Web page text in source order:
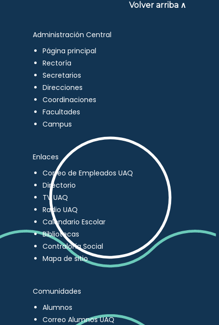
Volver arriba ∧
Administración Central
Página principal
Rectoría
Secretarios
Direcciones
Coordinaciones
Facultades
Campus
Enlaces
Correo de Empleados UAQ
Directorio
TV UAQ
Radio UAQ
Calendario Escolar
Bibliotecas
Contraloría Social
Mapa de sitio
Comunidades
Alumnos
Correo Alumnos UAQ